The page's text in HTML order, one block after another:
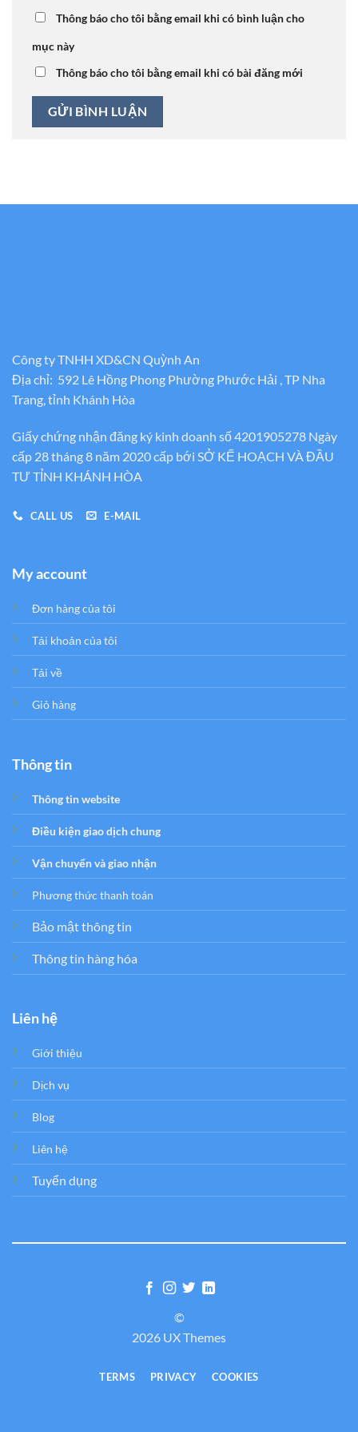
Thông báo cho tôi bằng email khi có bình luận cho
mục này
Thông báo cho tôi bằng email khi có bài đăng mới
Công ty TNHH XD&CN Quỳnh An
Địa chỉ: 592 Lê Hồng Phong Phường Phước Hải , TP Nha
Trang, tỉnh Khánh Hòa
Giấy chứng nhận đăng ký kinh doanh số 4201905278 Ngày
cấp 28 tháng 8 năm 2020 cấp bới SỞ KẾ HOẠCH VÀ ĐẦU
TƯ TỈNH KHÁNH HÒA
CALL US E-MAIL
My account
Đơn hàng của tôi
Tải khoản của tôi
Tải về
Giỏ hàng
Thông tin
Thông tin website
Điều kiện giao dịch chung
Vận chuyển và giao nhận
Phương thức thanh toán
Bảo mật thông tin
Thông tin hàng hóa
Liên hệ
Giới thiệu
Dịch vụ
Blog
Liên hệ
Tuyển dụng
©
2026 UX Themes
TERMS PRIVACY COOKIES